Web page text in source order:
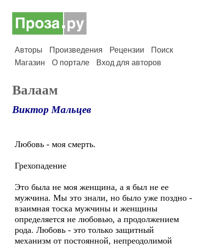
Авторы Произведения Рецензии
Поиск
Магазин
О портале Вход для авторов
Валаам
Виктор Мальцев
Любовь - моя смерть.
Грехопадение
Это была не моя женщина, а я был не ее
мужчина. Мы это знали, но было уже поздно -
взаимная тоска мужчины и женщины
определяется не любовью, а продолжением
рода. Любовь - это только защитный
механизм от постоянной, непреодолимой